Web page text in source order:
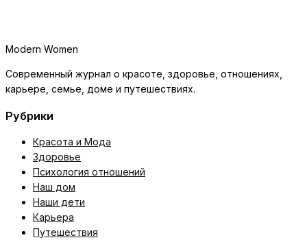
Modern Women
Современный журнал о красоте, здоровье, отношениях,
карьере, семье, доме и путешествиях.
Рубрики
Красота и Мода
Здоровье
Психология отношений
Наш дом
Наши дети
Карьера
Путешествия